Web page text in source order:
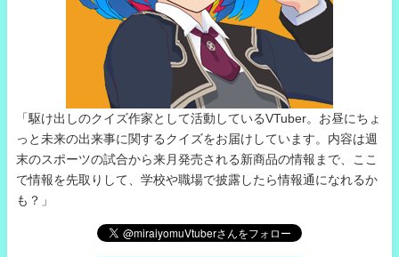
「駆け出しのクイズ作家として活動しているVTuber。お昼にちょ
っと未来の出来事に関するクイズをお届けしています。内容は週
末のスポーツの試合から来月発売される新商品の情報まで、ここ
で情報を先取りして、学校や職場で披露したら情報通になれるか
も？」